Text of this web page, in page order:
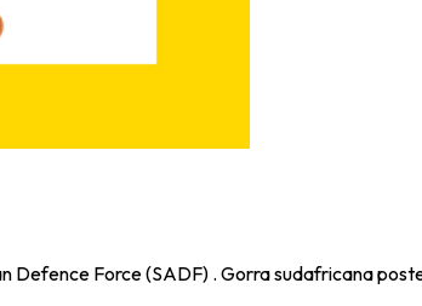
Defence Force (SADF) . Gorra sudafricana